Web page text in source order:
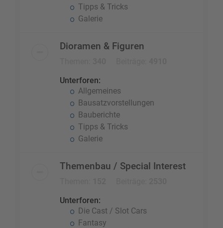
Tipps & Tricks
Galerie
Dioramen & Figuren
Unterforen:
Allgemeines
Bausatzvorstellungen
Bauberichte
Tipps & Tricks
Galerie
Themenbau / Special Interest
Unterforen:
Die Cast / Slot Cars
Fantasy